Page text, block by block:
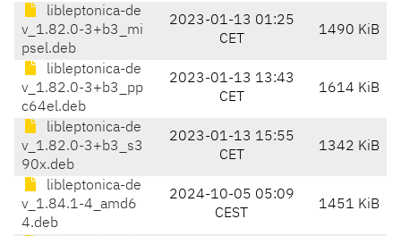
libleptonica-de
v_1.82.0-3+b3_mi
psel.deb
2023-01-13 01:25
CET
1490 KiB
libleptonica-de
v_1.82.0-3+b3_pp
c64el.deb
2023-01-13 13:43
CET
1614 KiB
libleptonica-de
v_1.82.0-3+b3_s3
90x.deb
2023-01-13 15:55
CET
1342 KiB
libleptonica-de
v_1.84.1-4_amd6
4.deb
2024-10-05 05:09
CEST
1451 KiB